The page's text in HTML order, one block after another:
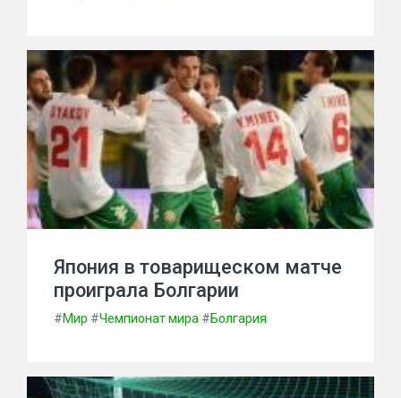
Япония в товарищеском матче
проиграла Болгарии
#Мир #Чемпионат мира #Болгария